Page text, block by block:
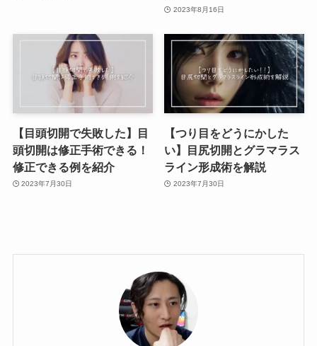
2023年8月16日
【目頭切開で失敗した】目
頭切開は修正手術できる！
修正できる例を紹介
2023年7月30日
【つり目をどうにかした
い】目尻切開とグラマラス
ライン形成術を解説
2023年7月30日